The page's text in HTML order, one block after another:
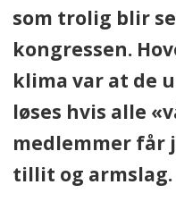
som trolig blir
kongressen.
klima var at de
løses hvis alle
medlemmer får
tillit og armslag.